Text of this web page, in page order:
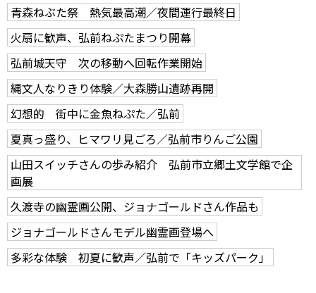
青森ねぶた祭 熱気最高潮／夜間運行最終日
火扇に歓声、弘前ねぷたまつり開幕
弘前城天守 次の移動へ回転作業開始
縄文人なりきり体験／大森勝山遺跡再開
幻想的 街中に金魚ねぷた／弘前
夏真っ盛り、ヒマワリ見ごろ／弘前市りんご公園
山田スイッチさんの歩み紹介 弘前市立郷土文学館で企
画展
久渡寺の幽霊画公開、ジョナゴールドさん作品も
ジョナゴールドさんモデル幽霊画登場へ
多彩な体験 初夏に歓声／弘前で「キッズパーク」